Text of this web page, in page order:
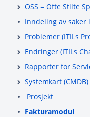
OSS = Ofte Stilte
Inndeling av saker
Problemer (ITILs
Endringer (ITILs
Rapporter for
Systemkart (CMDB)
Prosjekt
Fakturamodul